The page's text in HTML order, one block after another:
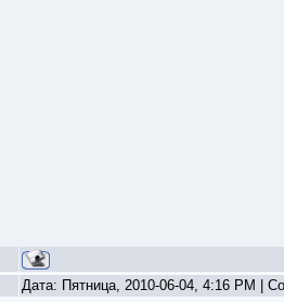
Дата: Пятница, 2010-06-04, 4:16 PM |